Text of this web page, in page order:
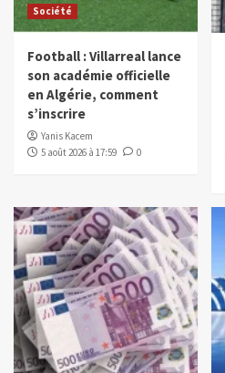
Société
Football : Villarreal lance
son académie officielle
en Algérie, comment
s’inscrire
Yanis Kacem
5 août 2026 à 17:59
0